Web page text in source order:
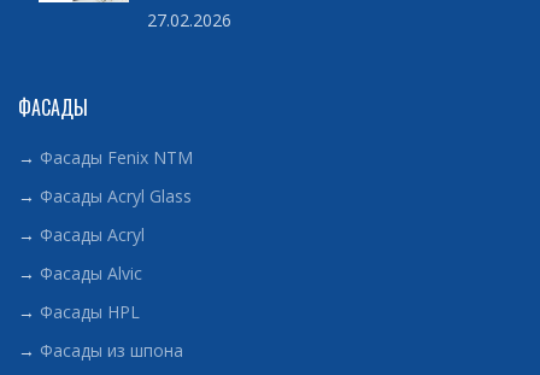
27.02.2026
ФАСАДЫ
→ Фасады Fenix NTM
→ Фасады Acryl Glass
→ Фасады Acryl
→ Фасады Alvic
→ Фасады HPL
→ Фасады из шпона